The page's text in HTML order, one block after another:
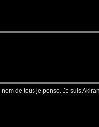
de tous je pense. Je suis